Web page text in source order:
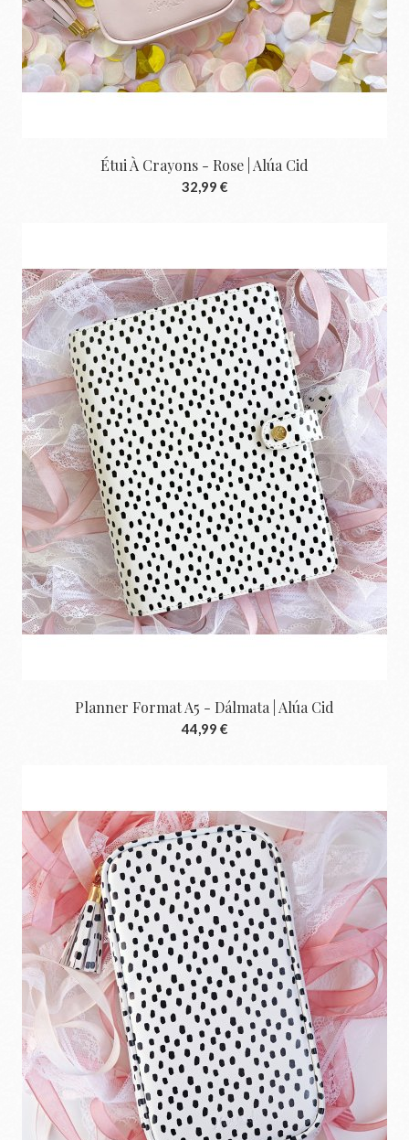
Étui À Crayons - Rose | Alúa Cid
32,99 €
Planner Format A5 - Dálmata | Alúa Cid
44,99 €